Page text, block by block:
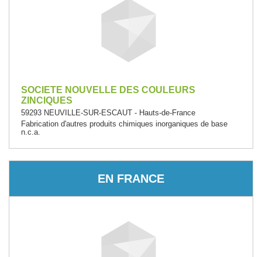
SOCIETE NOUVELLE DES COULEURS
ZINCIQUES
59293 NEUVILLE-SUR-ESCAUT - Hauts-de-France
Fabrication d'autres produits chimiques inorganiques de base
n.c.a.
EN FRANCE